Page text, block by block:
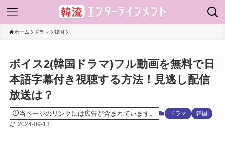
ホーム ドラマ 韓国
ボイス2(韓国ドラマ)フル動画を無料で日
本語字幕付き視聴する方法！見逃し配信
放送は？
当ページのリンクには広告が含まれています。 ドラマ 韓国
2024-09-13